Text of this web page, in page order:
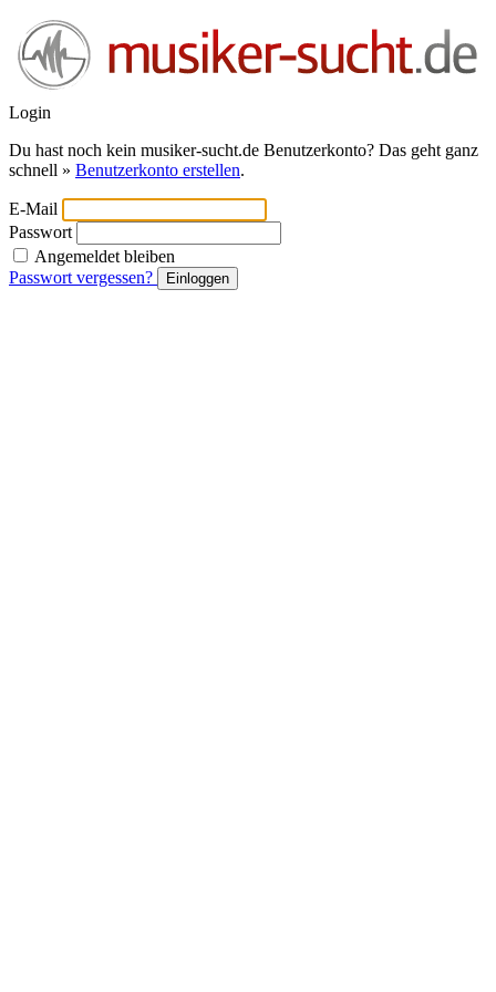
Login
Du hast noch kein musiker-sucht.de Benutzerkonto? Das geht ganz
schnell » Benutzerkonto erstellen.
E-Mail
Passwort
Angemeldet bleiben
Passwort vergessen?
Einloggen